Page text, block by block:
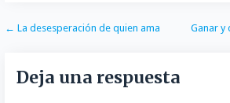
Navegación
entradas
← La desesperación de quien ama Ganar y
Deja una respuesta